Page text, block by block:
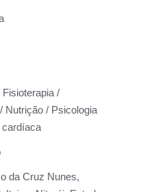
/
Nutrição / Psicologia
cardíaca
da Cruz Nunes,